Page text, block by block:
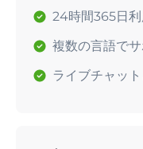
24時間365日
複数の言語でサ
ライブチャッ